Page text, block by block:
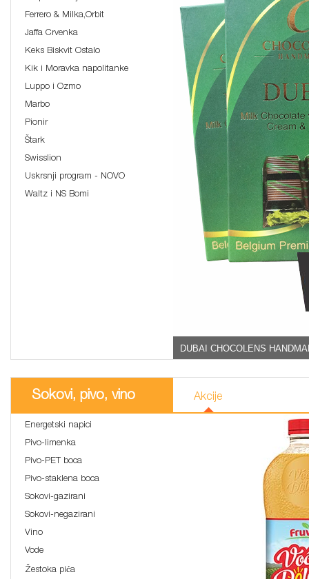
Ferrero & Milka,Orbit
Jaffa Crvenka
Keks Biskvit Ostalo
Kik i Moravka napolitanke
Luppo i Ozmo
Marbo
Pionir
Štark
Swisslion
Uskrsnji program - NOVO
Waltz i NS Bomi
DUBAI CHOCOLENS
Sokovi, pivo, vino Akcije
Energetski napici
Pivo-limenka
Pivo-PET boca
Pivo-staklena boca
Sokovi-gazirani
Sokovi-negazirani
Vino
Vode
Žestoka pića